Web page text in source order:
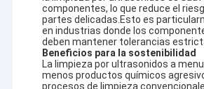
componentes, lo que reduce el
partes delicadas.Esto es
en industrias donde los
deben mantener tolerancias
Beneficios para la sostenibilidad
La limpieza por ultrasonidos a
menos productos químicos
procesos de limpieza